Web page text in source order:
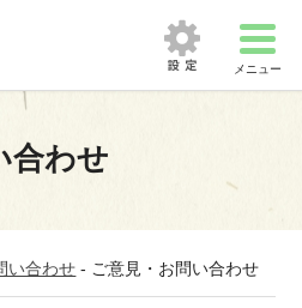
メニュー
合わせ
い合わせ - ご意見・お問い合わせ